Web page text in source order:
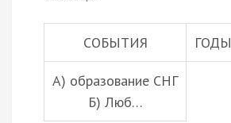
СОБЫТИЯ ГОДЫ
A) образование СНГ
Б) Люб…